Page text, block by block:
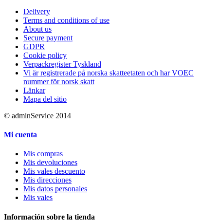
Delivery
Terms and conditions of use
About us
Secure payment
GDPR
Cookie policy
Verpackregister Tyskland
Vi är registrerade på norska skatteetaten och har VOEC
nummer för norsk skatt
Länkar
Mapa del sitio
© adminService 2014
Mi cuenta
Mis compras
Mis devoluciones
Mis vales descuento
Mis direcciones
Mis datos personales
Mis vales
Información sobre la tienda